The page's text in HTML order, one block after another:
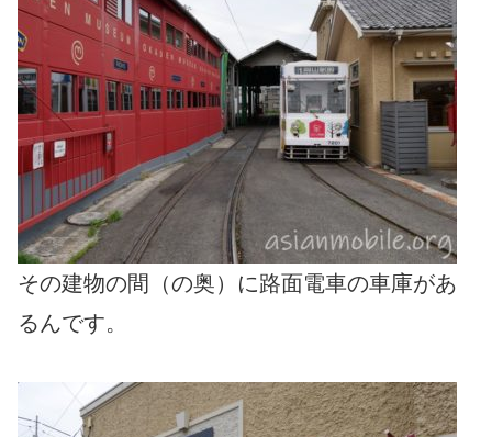
その建物の間（の奥）に路面電車の車庫があ
るんです。